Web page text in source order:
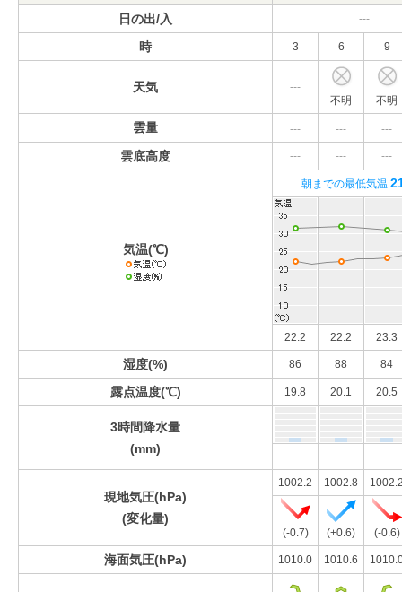
日の出/入 ---
時 3 6 9
天気
---
不明
不明
雲量 --- --- ---
雲底高度 --- --- ---
気温(℃)
朝までの最低気温
22.2 22.2 23.3
湿度(%) 86 88 84
露点温度(℃) 19.8 20.1 20.5
3時間降水量
(mm)
--- --- ---
現地気圧(hPa)
(変化量)
1002.2 1002.8
(-0.7) (+0.6) (-0.6)
海面気圧(hPa) 1010.0 1010.6